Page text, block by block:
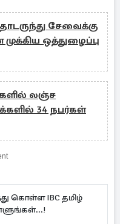
சேவைக்கு
ஒத்துழைப்பு
லஞ்ச
34 நபர்கள்
கொள்ள IBC தமிழ்